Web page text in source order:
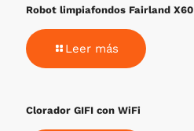
Robot limpiafondos Fairland X60
Leer más
Clorador GIFI con WiFi